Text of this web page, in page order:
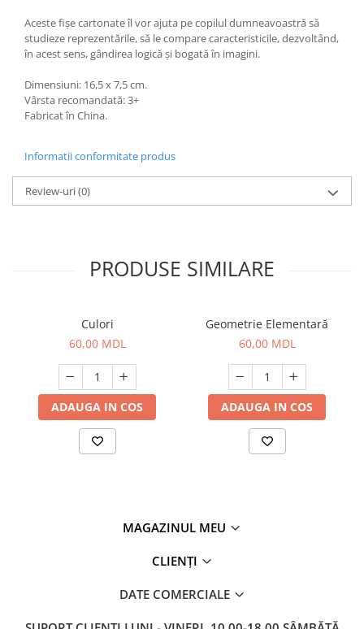
Aceste fişe cartonate îl vor ajuta pe copilul dumneavoastră să
studieze reprezentările, să le compare caracteristicile, dezvoltând,
în acest sens, gândirea logică și bogată în imagini.
Dimensiuni: 16,5 x 7,5 cm.
Vârsta recomandată: 3+
Fabricat în China.
Informatii conformitate produs
Review-uri(0)
PRODUSE SIMILARE
Culori
60,00 MDL
ADAUGA IN COS
Geometrie Elementară
60,00 MDL
ADAUGA IN COS
MAGAZINUL MEU
CLIENȚI
DATE COMERCIALE